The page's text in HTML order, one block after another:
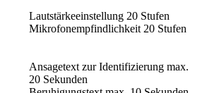
Lautstärkeeinstellung 20 Stufen
Mikrofonempfindlichkeit 20 Stufen
Ansagetext zur Identifizierung max.
20 Sekunden